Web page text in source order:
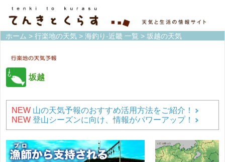
ホーム > 行楽地の天気 > 海釣り-近畿 一覧 > 坂越の天気
坂越
NEW 山の天気予報のおすすめ活用方法をご紹介！
NEW 登山シーズンに向け、情報がパワーアップ！